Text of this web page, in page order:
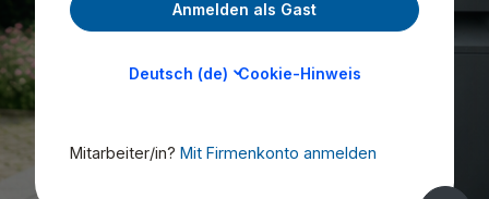
Anmelden als Gast
Deutsch ‎(de)‎ Cookie-Hinweis
Mitarbeiter/in? Mit Firmenkonto anmelden